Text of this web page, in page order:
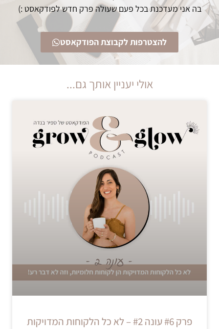
בה אני מעדכנת בכל פעם שעולה פרק חדש לפודקאסט :)
להצטרפות לקבוצת הפודקאסט
אולי יעניין אותך גם...
פרק #6 עונה #2 – לא כל הלקוחות המדויקות